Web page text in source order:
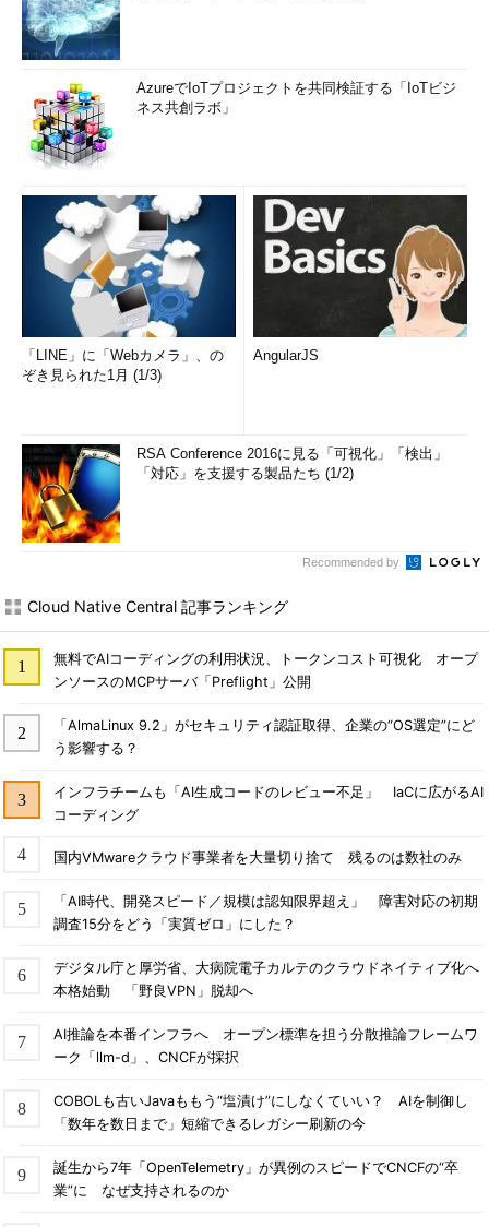
AzureでIoTプロジェクトを共同検証する「IoTビジ
ネス共創ラボ」
「LINE」に「Webカメラ」、の
ぞき見られた1月 (1/3)
AngularJS
RSA Conference 2016に見る「可視化」「検出」
「対応」を支援する製品たち (1/2)
Recommended by
Cloud Native Central 記事ランキング
無料でAIコーディングの利用状況、トークンコスト可視化 オープ
ンソースのMCPサーバ「Preflight」公開
「AlmaLinux 9.2」がセキュリティ認証取得、企業の“OS選定”にど
う影響する？
インフラチームも「AI生成コードのレビュー不足」 IaCに広がるAI
コーディング
国内VMwareクラウド事業者を大量切り捨て 残るのは数社のみ
「AI時代、開発スピード／規模は認知限界超え」 障害対応の初期
調査15分をどう「実質ゼロ」にした？
デジタル庁と厚労省、大病院電子カルテのクラウドネイティブ化へ
本格始動 「野良VPN」脱却へ
AI推論を本番インフラへ オープン標準を担う分散推論フレームワ
ーク「llm-d」、CNCFが採択
COBOLも古いJavaももう“塩漬け”にしなくていい？ AIを制御し
「数年を数日まで」短縮できるレガシー刷新の今
誕生から7年「OpenTelemetry」が異例のスピードでCNCFの“卒
業”に なぜ支持されるのか